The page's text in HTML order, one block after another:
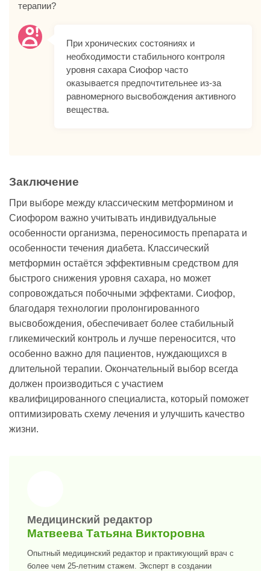
терапии?
При хронических состояниях и
необходимости стабильного контроля
уровня сахара Сиофор часто
оказывается предпочтительнее из-за
равномерного высвобождения активного
вещества.
Заключение
При выборе между классическим метформином и
Сиофором важно учитывать индивидуальные
особенности организма, переносимость препарата и
особенности течения диабета. Классический
метформин остаётся эффективным средством для
быстрого снижения уровня сахара, но может
сопровождаться побочными эффектами. Сиофор,
благодаря технологии пролонгированного
высвобождения, обеспечивает более стабильный
гликемический контроль и лучше переносится, что
особенно важно для пациентов, нуждающихся в
длительной терапии. Окончательный выбор всегда
должен производиться с участием
квалифицированного специалиста, который поможет
оптимизировать схему лечения и улучшить качество
жизни.
>
Медицинский редактор
Матвеева Татьяна Викторовна
Опытный медицинский редактор и практикующий врач с
более чем 25-летним стажем. Эксперт в создании